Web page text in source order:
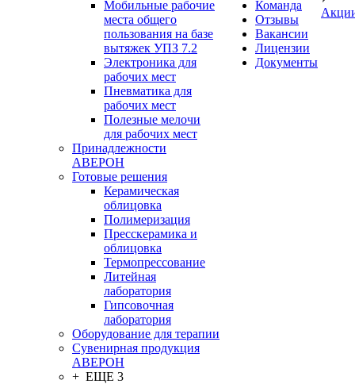
Мобильные рабочие
места общего
пользования на базе
вытяжек УПЗ 7.2
Электроника для
рабочих мест
Пневматика для
рабочих мест
Полезные мелочи
для рабочих мест
Принадлежности
АВЕРОН
Готовые решения
Керамическая
облицовка
Полимеризация
Пресскерамика и
облицовка
Термопрессование
Литейная
лаборатория
Гипсовочная
лаборатория
Оборудование для терапии
Сувенирная продукция
АВЕРОН
+ ЕЩЕ 3
Команда
Отзывы
Вакансии
Лицензии
Документы